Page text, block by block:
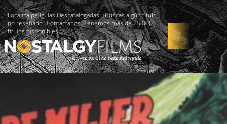
Localiza películas Descatalogadas. ¿Buscas algún título
no reseñado? Contáctanos -Tenemos más de 25.000
títulos disponibles!